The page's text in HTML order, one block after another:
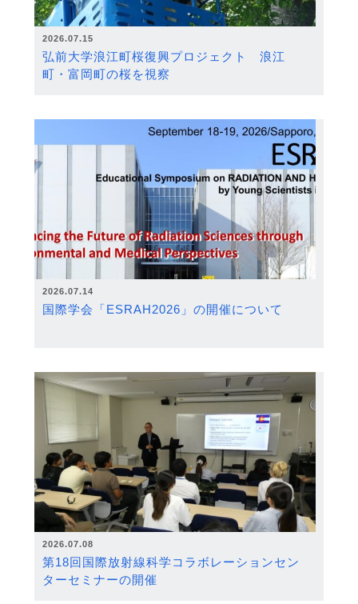
2026.07.15
弘前大学浪江町桜復興プロジェクト 浪江
町・富岡町の桜を視察
2026.07.14
国際学会「ESRAH2026」の開催について
2026.07.08
第18回国際放射線科学コラボレーションセン
ターセミナーの開催